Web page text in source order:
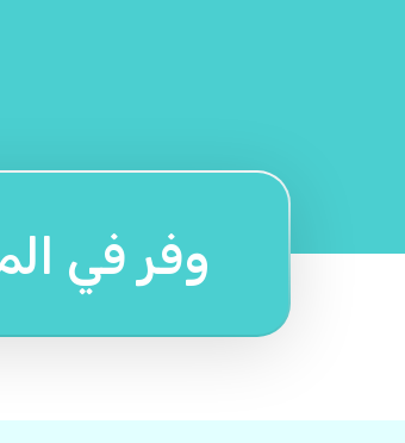
وفر في